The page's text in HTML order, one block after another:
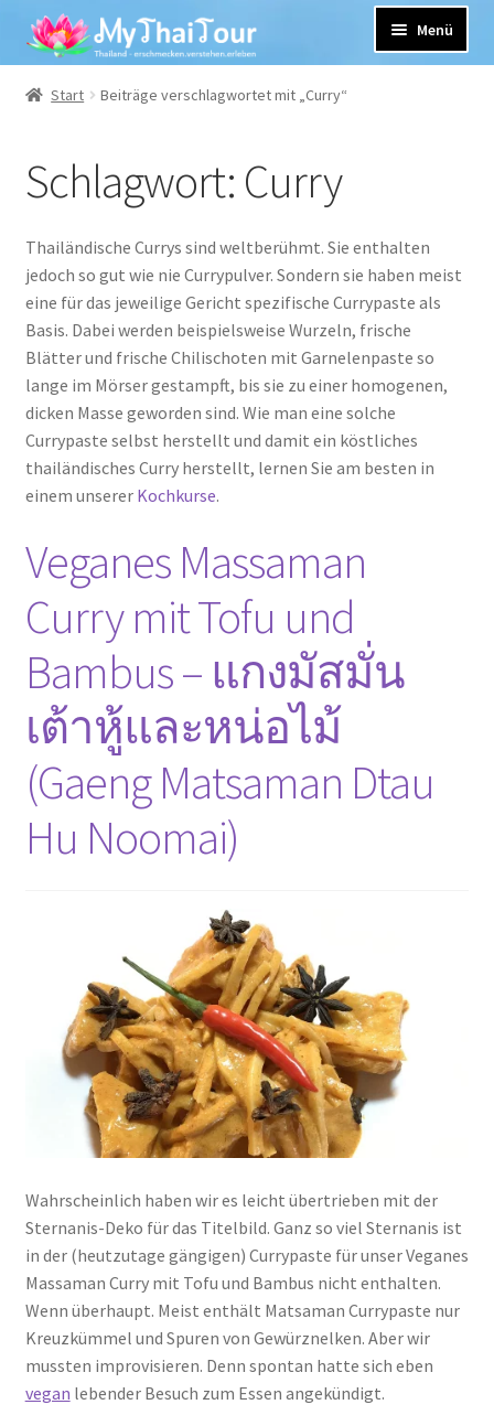
Zur
Navigation
springen
Zum
Inhalt
springen
Menü
Unsere Leistungen
Kontakt
Start Beiträge verschlagwortet mit „Curry“
Schlagwort: Curry
Thailändische Currys sind weltberühmt. Sie enthalten
jedoch so gut wie nie Currypulver. Sondern sie haben meist
eine für das jeweilige Gericht spezifische Currypaste als
Basis. Dabei werden beispielsweise Wurzeln, frische
Blätter und frische Chilischoten mit Garnelenpaste so
lange im Mörser gestampft, bis sie zu einer homogenen,
dicken Masse geworden sind. Wie man eine solche
Currypaste selbst herstellt und damit ein köstliches
thailändisches Curry herstellt, lernen Sie am besten in
einem unserer Kochkurse.
Veganes Massaman
Curry mit Tofu und
Bambus – แกงมัสมั่น
เต้าหู้และหน่อไม้
(Gaeng Matsaman Dtau
Hu Noomai)
Wahrscheinlich haben wir es leicht übertrieben mit der
Sternanis-Deko für das Titelbild. Ganz so viel Sternanis ist
in der (heutzutage gängigen) Currypaste für unser Veganes
Massaman Curry mit Tofu und Bambus nicht enthalten.
Wenn überhaupt. Meist enthält Matsaman Currypaste nur
Kreuzkümmel und Spuren von Gewürznelken. Aber wir
mussten improvisieren. Denn spontan hatte sich eben
vegan lebender Besuch zum Essen angekündigt.